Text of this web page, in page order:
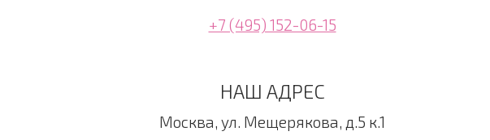
+7 (495) 152-06-15
НАШ АДРЕС
Москва, ул. Мещерякова, д.5 к.1